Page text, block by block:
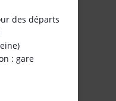
des départs
: gare